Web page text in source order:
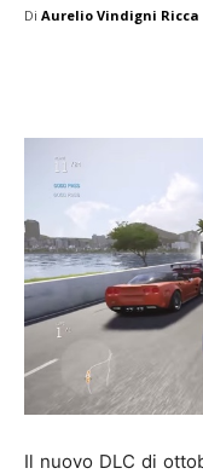
Di Aurelio Vindigni Ricca
Il nuovo DLC di